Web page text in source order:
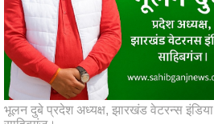
भूलन दुबे प्रदेश अध्यक्ष, झारखंड वेटरन्स इंडिया